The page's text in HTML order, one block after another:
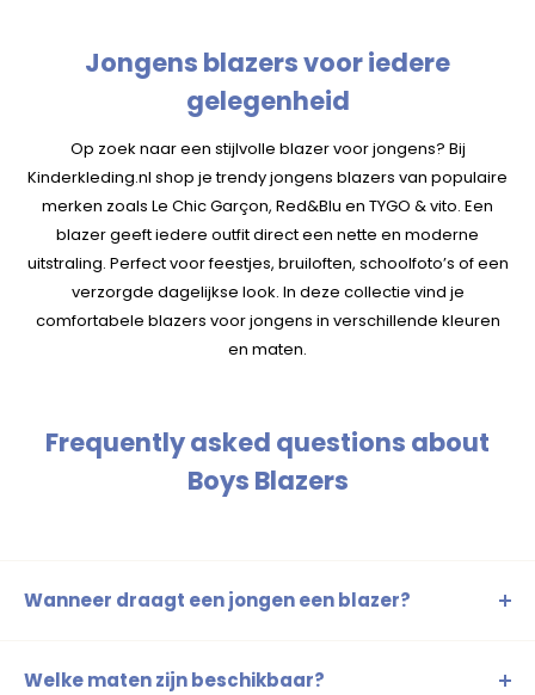
Jongens blazers voor iedere
gelegenheid
Op zoek naar een stijlvolle blazer voor jongens? Bij
Kinderkleding.nl shop je trendy jongens blazers van populaire
merken zoals Le Chic Garçon, Red&Blu en TYGO & vito. Een
blazer geeft iedere outfit direct een nette en moderne
uitstraling. Perfect voor feestjes, bruiloften, schoolfoto’s of een
verzorgde dagelijkse look. In deze collectie vind je
comfortabele blazers voor jongens in verschillende kleuren
en maten.
Frequently asked questions about
Boys Blazers
Wanneer draagt een jongen een blazer?
schoolfoto’s, communies en nette dagelijkse outfits.
Welke maten zijn beschikbaar?